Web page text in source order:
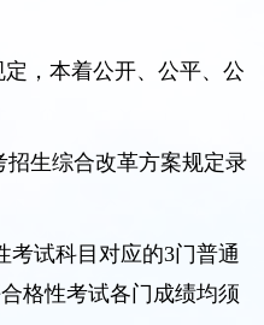
，本着公开、公平、公
生综合改革方案规定录
考试科目对应的3门普通
格性考试各门成绩均须